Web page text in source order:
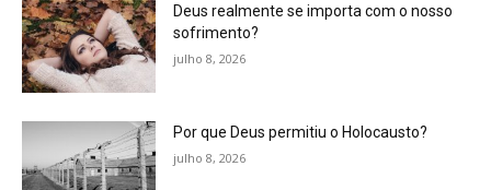
Deus realmente se importa com o nosso
sofrimento?
julho 8, 2026
Por que Deus permitiu o Holocausto?
julho 8, 2026